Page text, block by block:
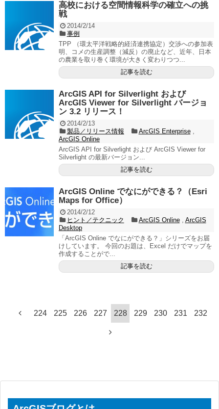
高校における空間情報科学の確立への挑
戦
2014/2/14
事例
TPP （環太平洋戦略的経済連携協定）交渉への参加表
明、コメの生産調整（減反）の廃止など、近年、日本
の農業を取り巻く環境が大きく変わりつつ...
記事を読む
ArcGIS API for Silverlight および
ArcGIS Viewer for Silverlight バージョ
ン 3.2 リリース！
2014/2/13
製品／リリース情報
ArcGIS Enterprise,
ArcGIS Online
ArcGIS API for Silverlight および ArcGIS Viewer for
Silverlight の最新バージョン...
記事を読む
ArcGIS Online でなにができる？（Esri
Maps for Office）
2014/2/12
ヒント／テクニック
ArcGIS Online, ArcGIS
Desktop
「ArcGIS Online でなにができる？」シリーズをお届
けしています。 今回のお題は、Excel だけでマップを
作成することがで...
記事を読む
224 225 226 227 228 229 230 231 232